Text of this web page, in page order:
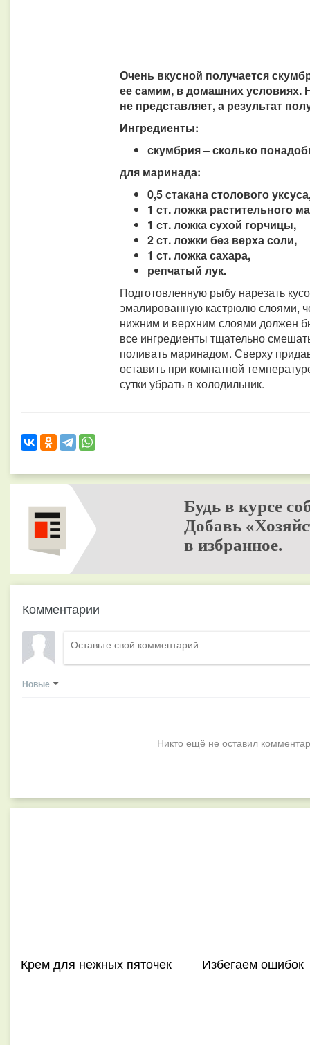
Очень вкусной получается
ее самим, в домашних условиях.
не представляет, а результат
Ингредиенты:
скумбрия – сколько
для маринада:
0,5 стакана столового
1 ст. ложка растительного
1 ст. ложка сухой горчицы,
2 ст. ложки без верха соли,
1 ст. ложка сахара,
репчатый лук.
Подготовленную рыбу нарезать
эмалированную кастрюлю слоями,
нижним и верхним слоями должен
все ингредиенты тщательно
поливать маринадом. Сверху
оставить при комнатной
сутки убрать в холодильник.
Будь в курсе
Добавь
в избранное.
Комментарии
Новые
Никто ещё не оставил
Крем для нежных пяточек Избегаем ошибок